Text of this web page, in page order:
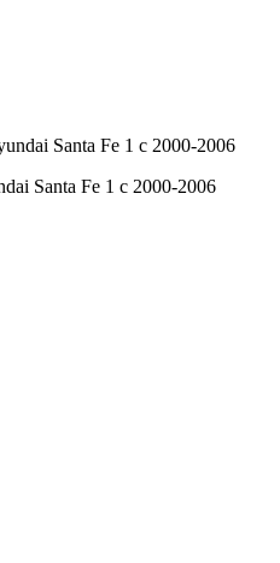
Santa Fe 1 с 2000-2006